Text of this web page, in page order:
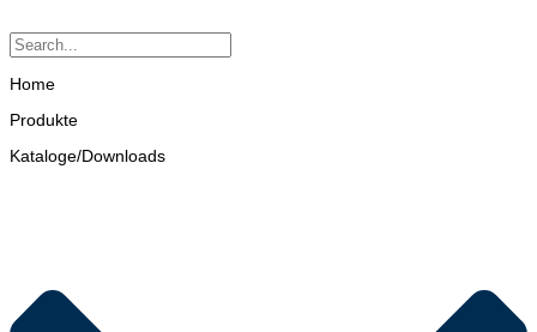
Home
Produkte
Kataloge/Downloads